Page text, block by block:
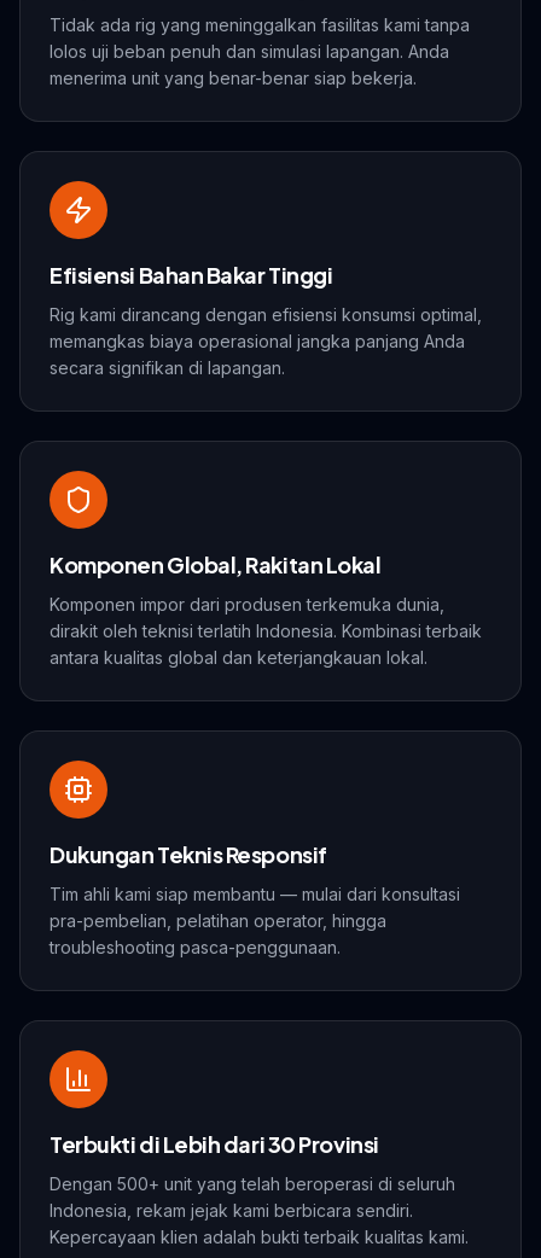
Tidak ada rig yang meninggalkan fasilitas kami tanpa
lolos uji beban penuh dan simulasi lapangan. Anda
menerima unit yang benar-benar siap bekerja.
Efisiensi Bahan Bakar Tinggi
Rig kami dirancang dengan efisiensi konsumsi optimal,
memangkas biaya operasional jangka panjang Anda
secara signifikan di lapangan.
Komponen Global, Rakitan Lokal
Komponen impor dari produsen terkemuka dunia,
dirakit oleh teknisi terlatih Indonesia. Kombinasi terbaik
antara kualitas global dan keterjangkauan lokal.
Dukungan Teknis Responsif
Tim ahli kami siap membantu — mulai dari konsultasi
pra-pembelian, pelatihan operator, hingga
troubleshooting pasca-penggunaan.
Terbukti di Lebih dari 30 Provinsi
Dengan 500+ unit yang telah beroperasi di seluruh
Indonesia, rekam jejak kami berbicara sendiri.
Kepercayaan klien adalah bukti terbaik kualitas kami.